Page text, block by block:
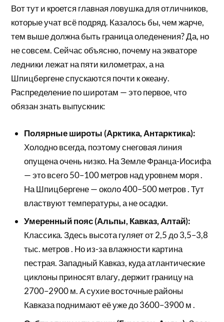
Вот тут и кроется главная ловушка для отличников,
которые учат всё подряд. Казалось бы, чем жарче,
тем выше должна быть граница оледенения? Да, но
не совсем. Сейчас объясню, почему на экваторе
ледники лежат на пяти километрах, а на
Шпицбергене спускаются почти к океану.
Распределение по широтам — это первое, что
обязан знать выпускник:
Полярные широты (Арктика, Антарктика):
Холодно всегда, поэтому снеговая линия
опущена очень низко. На Земле Франца-Иосифа
— это всего 50–100 метров над уровнем моря .
На Шпицбергене — около 400–500 метров . Тут
властвуют температуры, а не осадки.
Умеренный пояс (Альпы, Кавказ, Алтай):
Классика. Здесь высота гуляет от 2,5 до 3,5–3,8
тыс. метров . Но из-за влажности картина
пестрая. Западный Кавказ, куда атлантические
циклоны приносят влагу, держит границу на
2700–2900 м. А сухие восточные районы
Кавказа поднимают её уже до 3600–3900 м .